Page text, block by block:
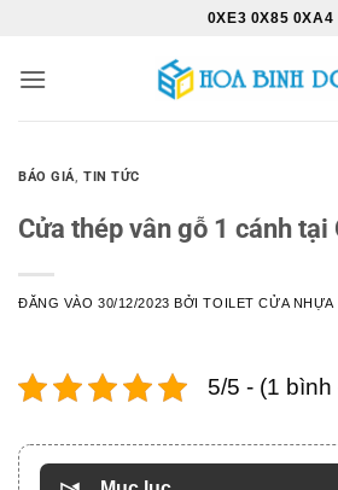
nội
0XE3 0X85 0XA4
BÁO GIÁ,TIN TỨC
Cửa thép vân gỗ 1 cánh tại
ĐĂNG VÀO30/12/2023 BỞITOILET CỬA NHỰA
5/5 - (1